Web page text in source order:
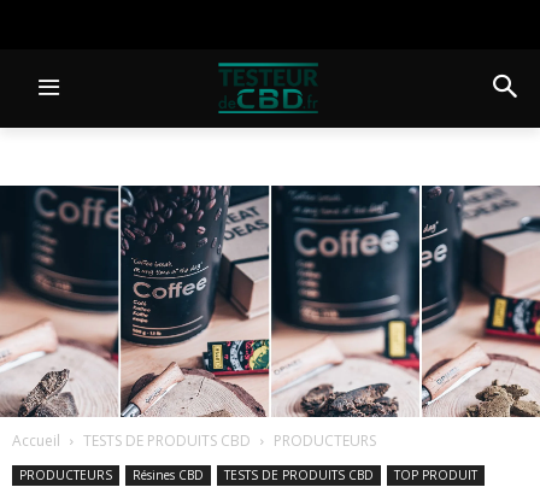
Accueil TESTS DE PRODUITS CBD PRODUCTEURS
PRODUCTEURS Résines CBD TESTS DE PRODUITS CBD TOP PRODUIT